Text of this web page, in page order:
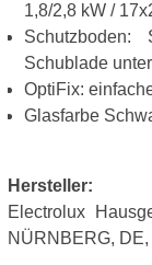
1,8/2,8 kW /
Schublade
OptiFix:
Glasfarbe
Hersteller:
Electrolux
NÜRNBERG,